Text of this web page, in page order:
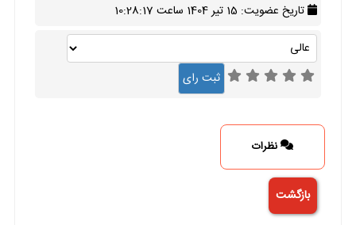
تاریخ عضویت: 15 تیر 1404 ساعت 10:28:17
نظرات